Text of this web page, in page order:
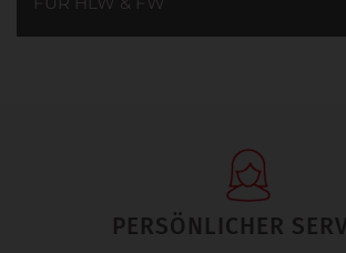
PERSÖNLICHER